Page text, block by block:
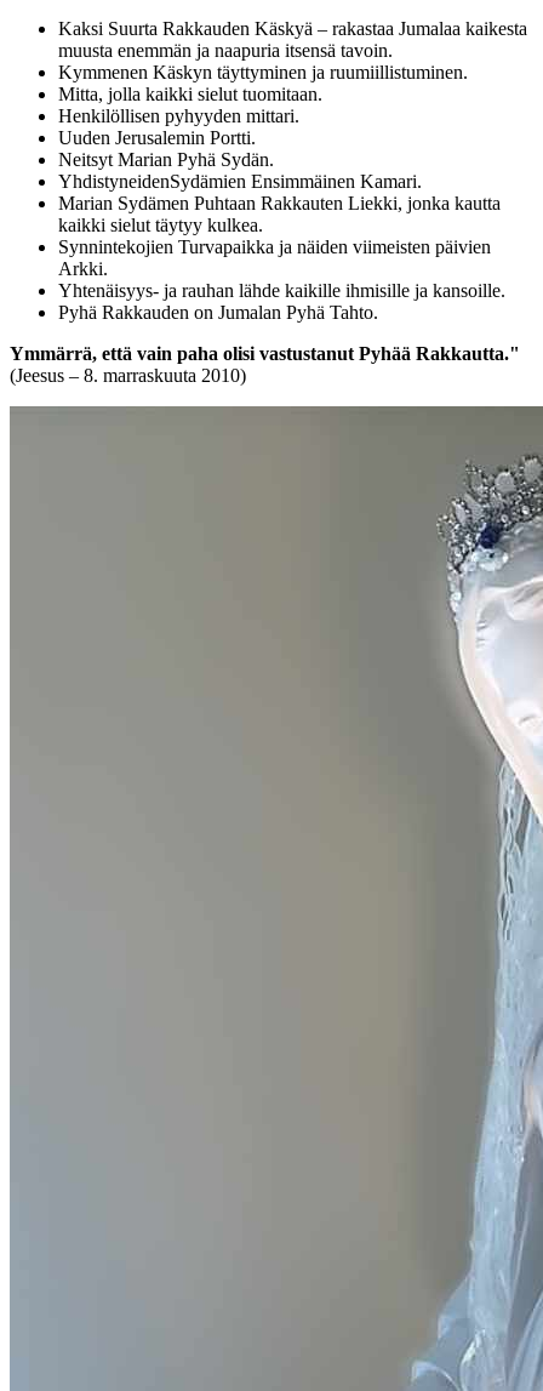
Kaksi Suurta Rakkauden Käskyä – rakastaa Jumalaa kaikesta
muusta enemmän ja naapuria itsensä tavoin.
Kymmenen Käskyn täyttyminen ja ruumiillistuminen.
Mitta, jolla kaikki sielut tuomitaan.
Henkilöllisen pyhyyden mittari.
Uuden Jerusalemin Portti.
Neitsyt Marian Pyhä Sydän.
YhdistyneidenSydämien Ensimmäinen Kamari.
Marian Sydämen Puhtaan Rakkauten Liekki, jonka kautta
kaikki sielut täytyy kulkea.
Synnintekojien Turvapaikka ja näiden viimeisten päivien
Arkki.
Yhtenäisyys- ja rauhan lähde kaikille ihmisille ja kansoille.
Pyhä Rakkauden on Jumalan Pyhä Tahto.
Ymmärrä, että vain paha olisi vastustanut Pyhää Rakkautta."
(Jeesus – 8. marraskuuta 2010)